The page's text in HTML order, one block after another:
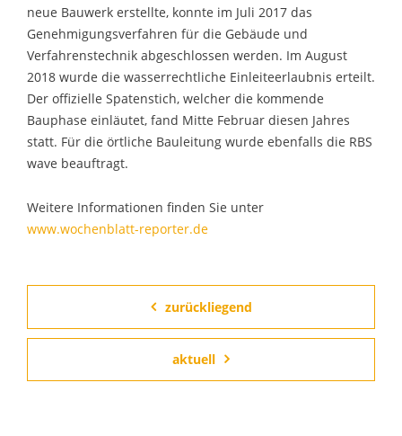
neue Bauwerk erstellte, konnte im Juli 2017 das
Genehmigungsverfahren für die Gebäude und
Verfahrenstechnik abgeschlossen werden. Im August
2018 wurde die wasserrechtliche Einleiteerlaubnis erteilt.
Der offizielle Spatenstich, welcher die kommende
Bauphase einläutet, fand Mitte Februar diesen Jahres
statt. Für die örtliche Bauleitung wurde ebenfalls die RBS
wave beauftragt.
Weitere Informationen finden Sie unter
www.wochenblatt-reporter.de
zurückliegend
aktuell